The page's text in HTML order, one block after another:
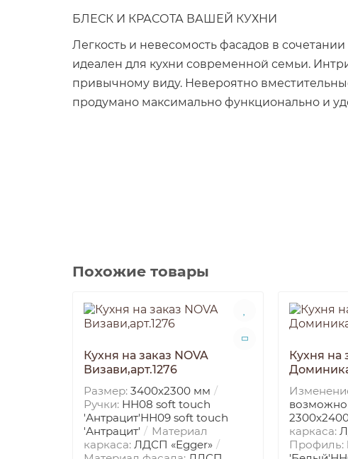
БЛЕСК И КРАСОТА ВАШЕЙ КУХНИ
Легкость и невесомость фасадов в
идеален для кухни современной семьи.
привычному виду. Невероятно
продумано максимально функционально и
Похожие товары
Кухня на заказ NOVA
Визави,арт.1276
Размер: 3400х2300 мм
Ручки: HН08 soft touch
'Антрацит'НН09 soft touch
'Антрацит'
Материал
каркаса: ЛДСП «Egger»
Кухня на
возможно
каркаса:
Профиль: